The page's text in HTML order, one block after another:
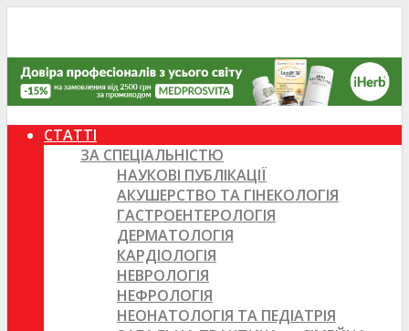
СТАТТІ
ЗА СПЕЦІАЛЬНІСТЮ
НАУКОВІ ПУБЛІКАЦІЇ
АКУШЕРСТВО ТА ГІНЕКОЛОГІЯ
ГАСТРОЕНТЕРОЛОГІЯ
ДЕРМАТОЛОГІЯ
КАРДІОЛОГІЯ
НЕВРОЛОГІЯ
НЕФРОЛОГІЯ
НЕОНАТОЛОГІЯ ТА ПЕДІАТРІЯ